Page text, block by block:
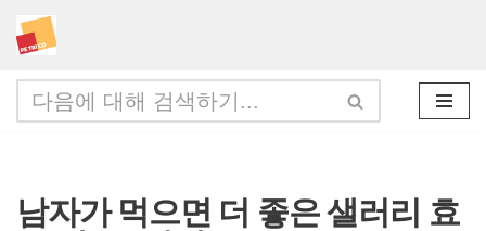
콘
텐
츠
너
남자가 먹으면 더 좋은 샐러리 효